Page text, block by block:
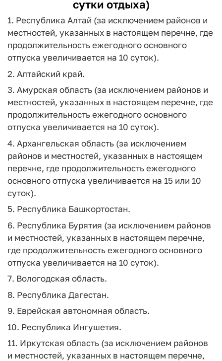
сутки отдыха)
1. Республика Алтай (за исключением районов и
местностей, указанных в настоящем перечне, где
продолжительность ежегодного основного
отпуска увеличивается на 10 суток).
2. Алтайский край.
3. Амурская область (за исключением районов и
местностей, указанных в настоящем перечне, где
продолжительность ежегодного основного
отпуска увеличивается на 10 суток).
4. Архангельская область (за исключением
районов и местностей, указанных в настоящем
перечне, где продолжительность ежегодного
основного отпуска увеличивается на 15 или 10
суток).
5. Республика Башкортостан.
6. Республика Бурятия (за исключением районов
и местностей, указанных в настоящем перечне,
где продолжительность ежегодного основного
отпуска увеличивается на 10 суток).
7. Вологодская область.
8. Республика Дагестан.
9. Еврейская автономная область.
10. Республика Ингушетия.
11. Иркутская область (за исключением районов
и местностей, указанных в настоящем перечне,